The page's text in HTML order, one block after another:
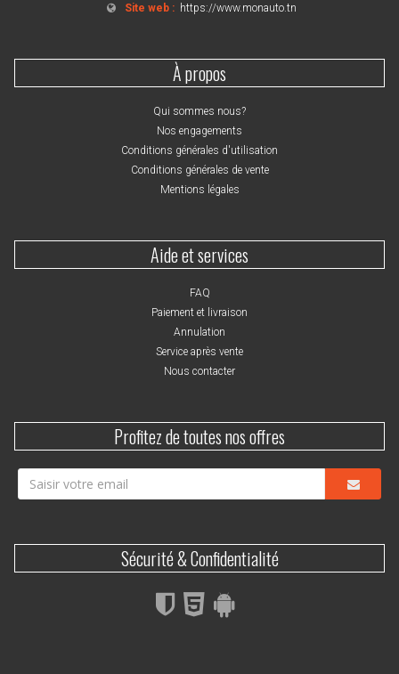
Site web : https://www.monauto.tn
À propos
Qui sommes nous?
Nos engagements
Conditions générales d'utilisation
Conditions générales de vente
Mentions légales
Aide et services
FAQ
Paiement et livraison
Annulation
Service après vente
Nous contacter
Profitez de toutes nos offres
Sécurité & Confidentialité